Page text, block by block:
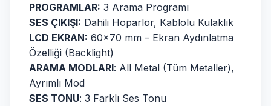
PROGRAMLAR: 3 Arama Programı
SES ÇIKIŞI: Dahili Hoparlör, Kablolu Kulaklık
LCD EKRAN: 60×70 mm – Ekran Aydınlatma
Özelliği (Backlight)
ARAMA MODLARI: All Metal (Tüm Metaller),
Ayrımlı Mod
SES TONU: 3 Farklı Ses Tonu